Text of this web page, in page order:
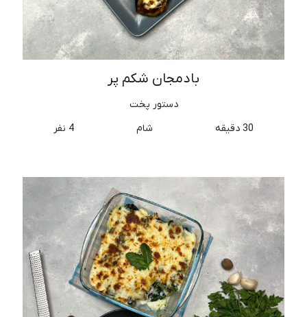
بادمجان شکم پر
دستور پخت
30 دقیقه
شام 4 نفر